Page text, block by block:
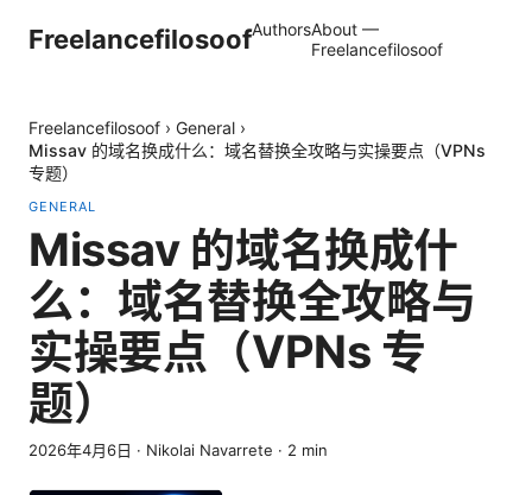
FreelancefilosoofAuthorsAbout —
Freelancefilosoof
Freelancefilosoof › General ›
Missav 的域名换成什么：域名替换全攻略与实操要点（VPNs
专题）
GENERAL
Missav 的域名换成什
么：域名替换全攻略与
实操要点（VPNs 专
题）
2026年4月6日 · Nikolai Navarrete · 2 min